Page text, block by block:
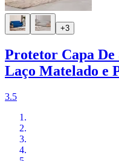
+3
Protetor Capa De
Laço Matelado e
3.5